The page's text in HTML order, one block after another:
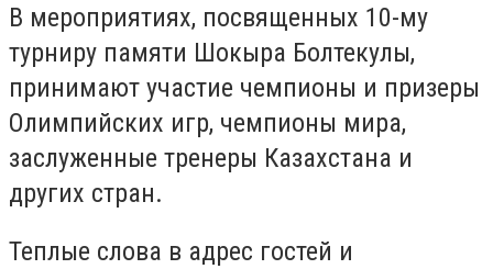
В мероприятиях, посвященных 10-му
турниру памяти Шокыра Болтекулы,
принимают участие чемпионы и призеры
Олимпийских игр, чемпионы мира,
заслуженные тренеры Казахстана и
других стран.
Теплые слова в адрес гостей и